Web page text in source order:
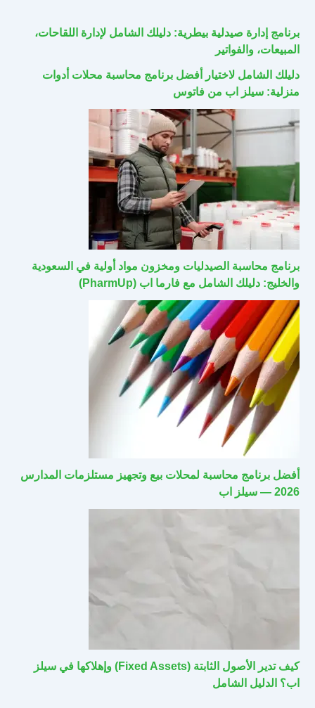
برنامج إدارة صيدلية بيطرية: دليلك الشامل لإدارة اللقاحات،
المبيعات، والفواتير
دليلك الشامل لاختيار أفضل برنامج محاسبة محلات أدوات
منزلية: سيلز اب من فاتوس
برنامج محاسبة الصيدليات ومخزون مواد أولية في السعودية
والخليج: دليلك الشامل مع فارما اب (PharmUp)
أفضل برنامج محاسبة لمحلات بيع وتجهيز مستلزمات المدارس
2026 — سيلز اب
كيف تدير الأصول الثابتة (Fixed Assets) وإهلاكها في سيلز
اب؟ الدليل الشامل